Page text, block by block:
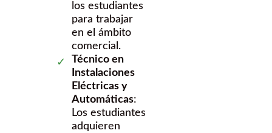
los estudiantes
para trabajar
en el ámbito
comercial.
Técnico en
Instalaciones
Eléctricas y
Automáticas:
Los estudiantes
adquieren